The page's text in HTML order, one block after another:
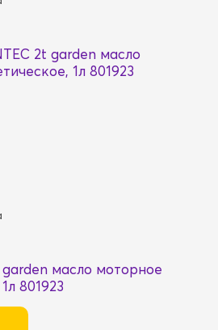
2t garden масло
1л 801923
масло моторное
801923